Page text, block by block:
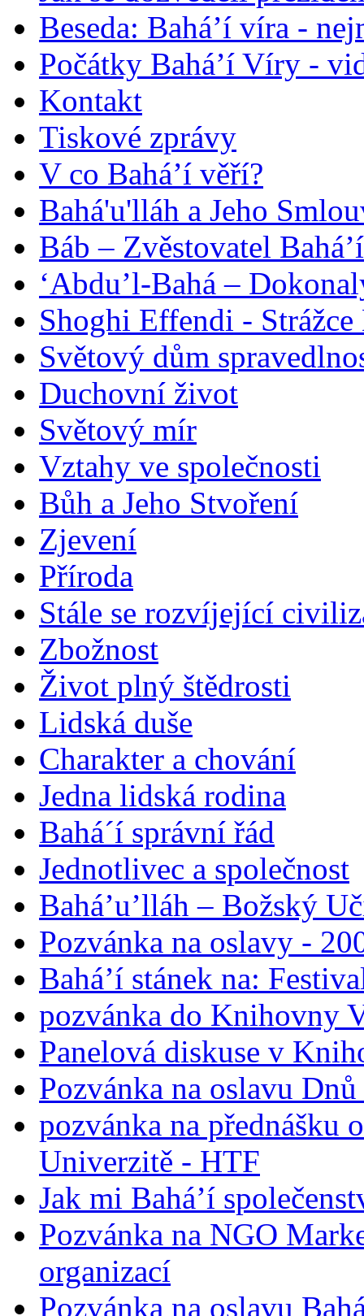
Beseda: Bahá’í víra -
Počátky Bahá’í Víry -
Kontakt
Tiskové zprávy
V co Bahá’í věří?
Bahá'u'lláh a Jeho
Báb – Zvěstovatel
‘Abdu’l-Bahá –
Shoghi Effendi -
Světový dům
Duchovní život
Světový mír
Vztahy ve společnosti
Bůh a Jeho Stvoření
Zjevení
Příroda
Stále se rozvíjející
Zbožnost
Život plný štědrosti
Lidská duše
Charakter a chování
Jedna lidská rodina
Bahá´í správní řád
Jednotlivec a společnost
Bahá’u’lláh – Božský
Pozvánka na oslavy -
Bahá’í stánek na:
pozvánka do Knihovny
Panelová diskuse v
Pozvánka na oslavu
pozvánka na přednášku
Univerzitě - HTF
Jak mi Bahá’í
Pozvánka na NGO
organizací
Pozvánka na oslavu